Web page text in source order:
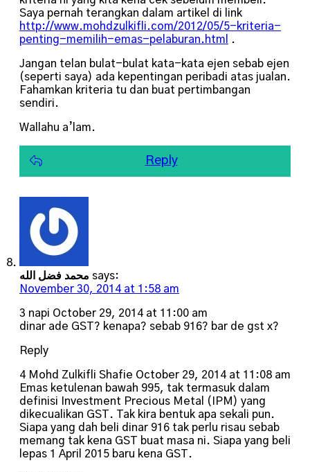
Saya pernah terangkan dalam artikel di link
http://www.mohdzulkifli.com/2012/05/5-kriteria-
penting-memilih-emas-pelaburan.html
.
Jangan telan bulat-bulat kata-kata ejen sebab ejen
(seperti saya) ada kepentingan peribadi atas jualan.
Fahamkan kriteria tu dan buat pertimbangan
sendiri.
Wallahu a’lam.
Reply
محمد فضل الله says:
November 30, 2014 at 1:58 am
3 napi October 29, 2014 at 11:00 am
dinar ade GST? kenapa? sebab 916? bar de gst x?
Reply
4 Mohd Zulkifli Shafie October 29, 2014 at 11:08 am
Emas ketulenan bawah 995, tak termasuk dalam
definisi Investment Precious Metal (IPM) yang
dikecualikan GST. Tak kira bentuk apa sekali pun.
Siapa yang dah beli dinar 916 tak perlu risau sebab
memang tak kena GST buat masa ni. Siapa yang beli
lepas 1 April 2015 baru kena GST.